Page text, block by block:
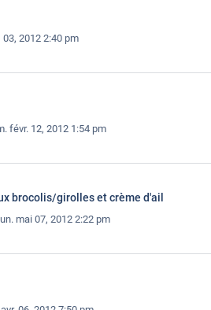
03, 2012 2:40 pm
févr. 12, 2012 1:54 pm
brocolis/girolles et crème d'ail
mai 07, 2012 2:22 pm